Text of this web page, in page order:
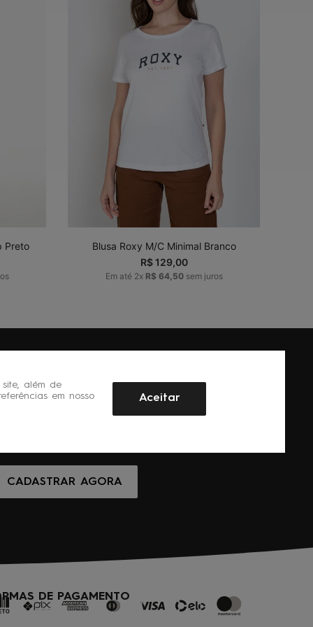
além de
em nosso
Aceitar
Preto
P M G GG
ADICIONAR AO
CARRINHO
Blusa Roxy M/C Minimal Branco
R$129,00
Em até 2x R$ 64,50sem juros
CADASTRAR AGORA
DE PAGAMENTO